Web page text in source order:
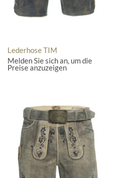
Lederhose TIM
Melden Sie sich an, um die
Preise anzuzeigen